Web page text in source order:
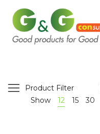
Product Filter
Show
12 15 30